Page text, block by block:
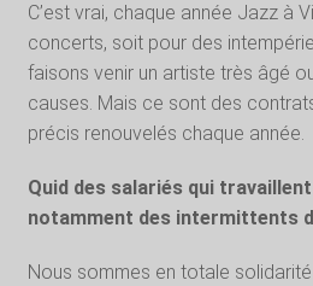
C’est vrai, chaque année Jazz à
concerts, soit pour des
faisons venir un artiste très âgé
causes. Mais ce sont des
précis renouvelés chaque année.
Quid des salariés qui
notamment des intermittents
Nous sommes en totale